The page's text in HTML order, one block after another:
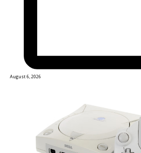
August 6, 2026